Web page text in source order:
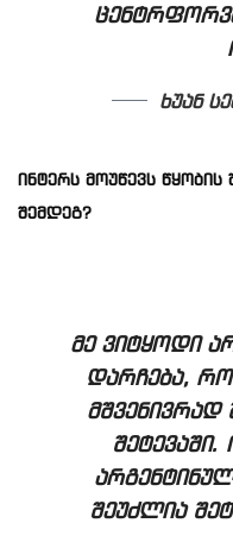
ხუან
ინტერს მოუწევს
შემდეგ?
მე ვიტყოდი
დარჩება,
მშვენივრად
შეტევაში.
შეუძლია